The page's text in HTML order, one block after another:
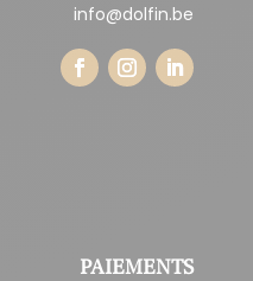
info@dolfin.be
PAIEMENTS